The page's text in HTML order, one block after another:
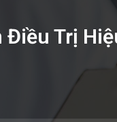
Điều Trị